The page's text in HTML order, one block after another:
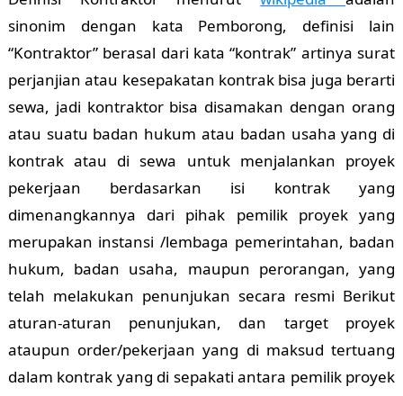
sinonim dengan kata Pemborong, definisi lain
“Kontraktor” berasal dari kata “kontrak” artinya surat
perjanjian atau kesepakatan kontrak bisa juga berarti
sewa, jadi kontraktor bisa disamakan dengan orang
atau suatu badan hukum atau badan usaha yang di
kontrak atau di sewa untuk menjalankan proyek
pekerjaan berdasarkan isi kontrak yang
dimenangkannya dari pihak pemilik proyek yang
merupakan instansi /lembaga pemerintahan, badan
hukum, badan usaha, maupun perorangan, yang
telah melakukan penunjukan secara resmi Berikut
aturan-aturan penunjukan, dan target proyek
ataupun order/pekerjaan yang di maksud tertuang
dalam kontrak yang di sepakati antara pemilik proyek